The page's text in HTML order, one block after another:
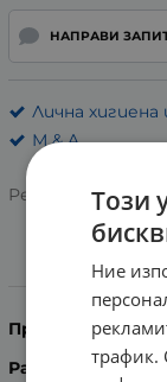
НАПРАВИ
Лична хигиена
М & A
Рейтинг:
Произход:Хонг
Размер:
от 36
Този
Ние
трафик.